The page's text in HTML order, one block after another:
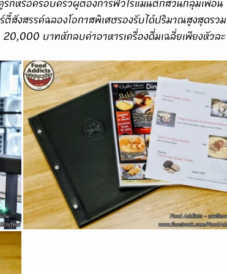
สังสรรค์ฉลองโอกาสพิเศษรองรับได้ปริมาณสูงสุดรวม
บาทหักลบค่าอาหารเครื่องดื่มเฉลี่ยเพียงหัวละ